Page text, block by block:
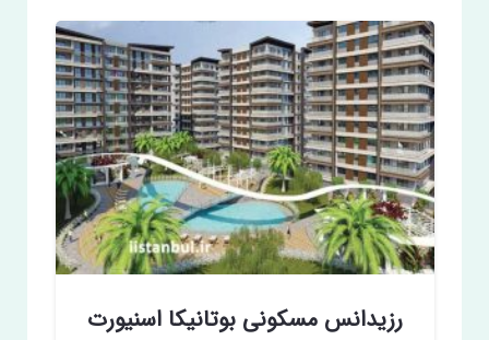
رزیدانس مسکونی بوتانیکا اسنیورت